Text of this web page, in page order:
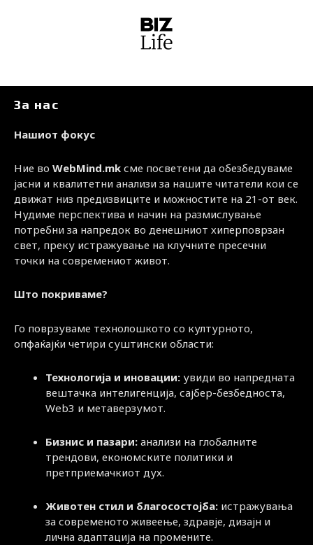
За нас
Нашиот фокус
Ние во WebMind.mk сме посветени да обезбедуваме
јасни и квалитетни анализи за нашите читатели кои се
движат низ предизвиците и можностите на 21-от век.
Нудиме перспектива и начин на размислување
потребни за напредок во денешниот хиперповрзан
свет, преку истражување на клучните пресечни
точки на современиот живот.
Што покриваме?
Го поврзуваме технолошкото со културното,
опфаќајќи четири суштински области:
Технологија и иновации: увиди во напредната
вештачка интелигенција, сајбер-безбедноста,
Web3 и метаверзумот.
Бизнис и пазари: анализи на глобалните
трендови, економските политики и
претприемачкиот дух.
Животен стил и благосостојба: истражувања
за современото живеење, здравје, дизајн и
лична адаптација на промените.